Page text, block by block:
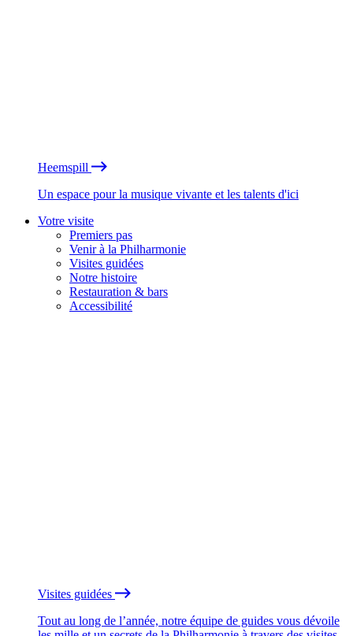
Heemspill
Un espace pour la musique vivante et les talents d'ici
Votre visite
Premiers pas
Venir à la Philharmonie
Visites guidées
Notre histoire
Restauration & bars
Accessibilité
Visites guidées
Tout au long de l’année, notre équipe de guides vous dévoile